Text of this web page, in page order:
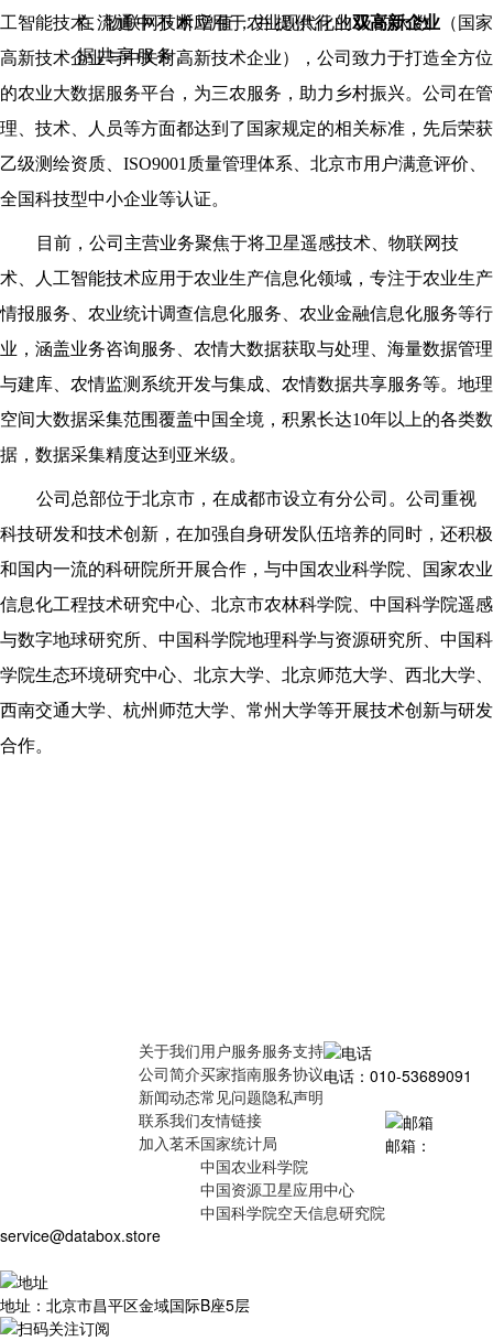
在流通中不断增值，并提供行业级的大数
据共享服务。
工智能技术、物联网技术应用于农业现代化的双高新企业 （国家
高新技术企业与中关村高新技术企业），公司致力于打造全方位
的农业大数据服务平台，为三农服务，助力乡村振兴。公司在管
理、技术、人员等方面都达到了国家规定的相关标准，先后荣获
乙级测绘资质、ISO9001质量管理体系、北京市用户满意评价、
全国科技型中小企业等认证。
目前，公司主营业务聚焦于将卫星遥感技术、物联网技
术、人工智能技术应用于农业生产信息化领域，专注于农业生产
情报服务、农业统计调查信息化服务、农业金融信息化服务等行
业，涵盖业务咨询服务、农情大数据获取与处理、海量数据管理
与建库、农情监测系统开发与集成、农情数据共享服务等。地理
空间大数据采集范围覆盖中国全境，积累长达10年以上的各类数
据，数据采集精度达到亚米级。
公司总部位于北京市，在成都市设立有分公司。 公司重视
科技研发和技术创新，在加强自身研发队伍培养的同时，还积极
和国内一流的科研院所开展合作，与中国农业科学院、国家农业
信息化工程技术研究中心、北京市农林科学院、中国科学院遥感
与数字地球研究所、中国科学院地理科学与资源研究所、中国科
学院生态环境研究中心、北京大学、北京师范大学、西北大学、
西南交通大学、杭州师范大学、常州大学等开展技术创新与研发
合作。
关于我们
公司简介
新闻动态
联系我们
加入茗禾
用户服务
买家指南
常见问题
服务支持
服务协议
隐私声明
友情链接
国家统计局
中国农业科学院
中国资源卫星应用中心
中国科学院空天信息研究院
电话：010-53689091
邮箱：
service@databox.store
地址：北京市昌平区金域国际B座5层